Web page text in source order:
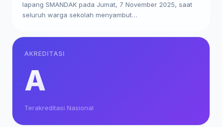
lapang SMANDAK pada Jumat, 7 November 2025, saat
seluruh warga sekolah menyambut…
AKREDITASI
A
Terakreditasi Nasional